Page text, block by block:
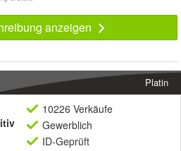
anzeigen
Platin
10226 Verkäufe
Gewerblich
ID-Geprüft